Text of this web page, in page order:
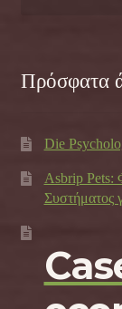
Πρόσφατα
Die
Asbrip Pets:
Συστήματος